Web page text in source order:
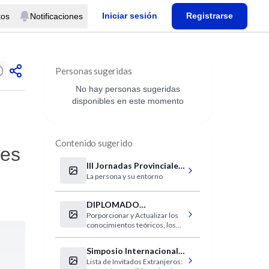
Notificaciones Iniciar sesión Registrarse
Personas sugeridas
No hay personas sugeridas
disponibles en este momento
Contenido sugerido
III Jornadas Provinciales
de Salud Mental
La persona y su entorno
DIPLOMADO
INTERNACIONAL EN
PATOLOGÍA MAMARIA-
SENOLOGÍA
Porporcionar y Actualizar los
conocimientos teóricos, los
cientificos de la mama normal
y patológica, que es como se
Simposio Internacional
de Ultrasonografía en
Lista de Invitados Extranjeros: